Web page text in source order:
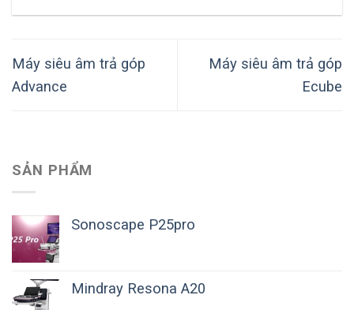
Máy siêu âm trả góp
Advance
Máy siêu âm trả góp
Ecube
SẢN PHẨM
Sonoscape P25pro
Mindray Resona A20